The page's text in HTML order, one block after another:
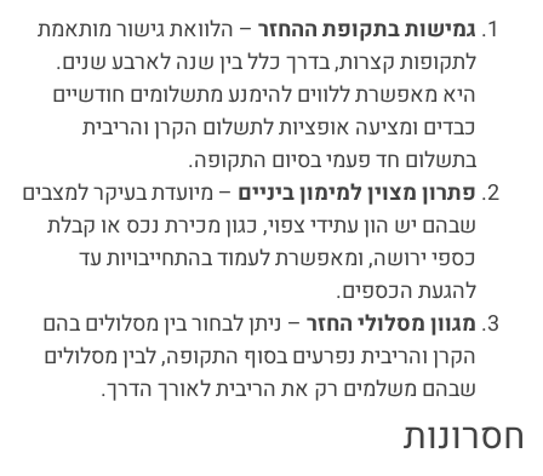
גמישות בתקופת ההחזר – הלוואת גישור מותאמת
לתקופות קצרות, בדרך כלל בין שנה לארבע שנים.
היא מאפשרת ללווים להימנע מתשלומים חודשיים
כבדים ומציעה אופציות לתשלום הקרן והריבית
בתשלום חד פעמי בסיום התקופה.
פתרון מצוין למימון ביניים – מיועדת בעיקר למצבים
שבהם יש הון עתידי צפוי, כגון מכירת נכס או קבלת
כספי ירושה, ומאפשרת לעמוד בהתחייבויות עד
להגעת הכספים.
מגוון מסלולי החזר – ניתן לבחור בין מסלולים בהם
הקרן והריבית נפרעים בסוף התקופה, לבין מסלולים
שבהם משלמים רק את הריבית לאורך הדרך.
חסרונות